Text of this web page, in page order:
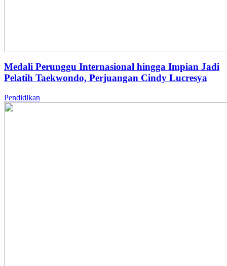
Medali Perunggu Internasional hingga Impian Jadi
Pelatih Taekwondo, Perjuangan Cindy Lucresya
Pendidikan